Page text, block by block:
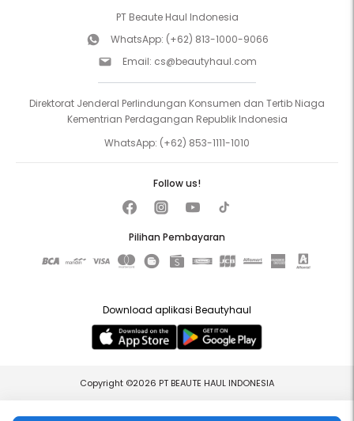
PT Beaute Haul Indonesia
WhatsApp: (+62) 813-1000-9066
Email: cs@beautyhaul.com
Direktorat Jenderal Perlindungan Konsumen dan Tertib Niaga
Kementrian Perdagangan Republik Indonesia
WhatsApp: (+62) 853-1111-1010
Pilihan Pembayaran
Follow us!
Download aplikasi Beautyhaul
Copyright ©2026 PT BEAUTE HAUL INDONESIA